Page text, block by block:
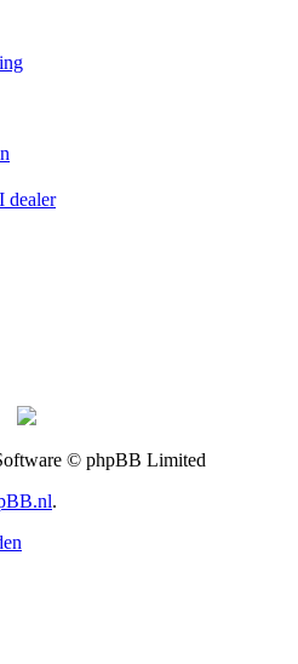
© phpBB Limited
.